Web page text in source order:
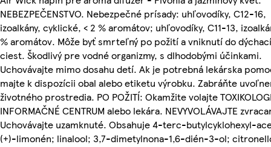
NEBEZPEČENSTVO. Nebezpečné prísady: uhľovodíky, C12-16,
izoalkány, cyklické, < 2 % aromátov; uhľovodíky, C11-13,
% aromátov. Môže byť smrteľný po požití a vniknutí do
ciest. Škodlivý pre vodné organizmy, s dlhodobými účinkami.
Uchovávajte mimo dosahu detí. Ak je potrebná lekárska
majte k dispozícii obal alebo etiketu výrobku. Zabráňte
životného prostredia. PO POŽITÍ: Okamžite volajte
INFORMAČNÉ CENTRUM alebo lekára. NEVYVOLÁVAJTE
Uchovávajte uzamknuté. Obsahuje 4-terc-butylcyklohexyl-
(+)-limonén; linalool; 3,7-dimetylnona-1,6-dién-3-ol;